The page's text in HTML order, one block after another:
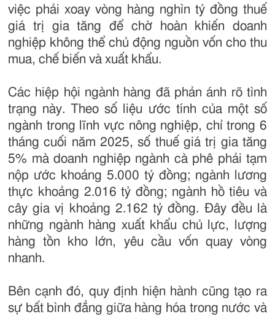
việc phải xoay vòng hàng nghìn tỷ đồng thuế
giá trị gia tăng để chờ hoàn khiến doanh
nghiệp không thể chủ động nguồn vốn cho thu
mua, chế biến và xuất khẩu.
Các hiệp hội ngành hàng đã phản ánh rõ tình
trạng này. Theo số liệu ước tính của một số
ngành trong lĩnh vực nông nghiệp, chỉ trong 6
tháng cuối năm 2025, số thuế giá trị gia tăng
5% mà doanh nghiệp ngành cà phê phải tạm
nộp ước khoảng 5.000 tỷ đồng; ngành lương
thực khoảng 2.016 tỷ đồng; ngành hồ tiêu và
cây gia vị khoảng 2.162 tỷ đồng. Đây đều là
những ngành hàng xuất khẩu chủ lực, lượng
hàng tồn kho lớn, yêu cầu vốn quay vòng
nhanh.
Bên cạnh đó, quy định hiện hành cũng tạo ra
sự bất bình đẳng giữa hàng hóa trong nước và